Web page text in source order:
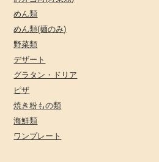
めん類
めん類(麺のみ)
野菜類
デザート
グラタン・ドリア
ピザ
焼き粉もの類
海鮮類
ワンプレート